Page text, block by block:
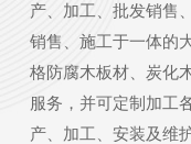
产、加工、批发销售
销售、施工于一体的
格防腐木板材、炭化
服务，并可定制加工
产、加工、安装及维